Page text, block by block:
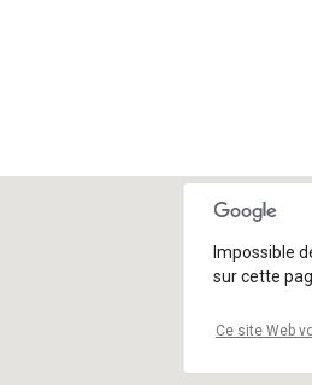
Impossible
sur cette
Ce site Web